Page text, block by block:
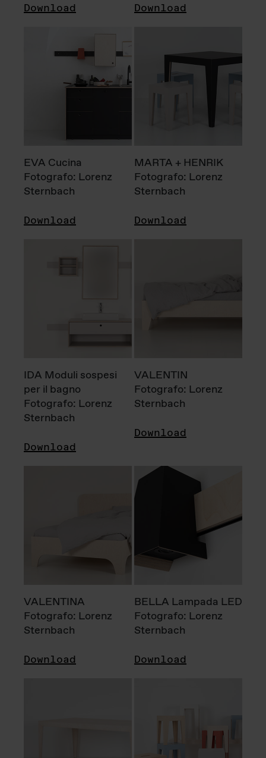
Download Download
EVA Cucina
Fotografo: Lorenz
Sternbach
Download
MARTA + HENRIK
Fotografo: Lorenz
Sternbach
Download
IDA Moduli sospesi
per il bagno
Fotografo: Lorenz
Sternbach
Download
VALENTIN
Fotografo: Lorenz
Sternbach
Download
VALENTINA
Fotografo: Lorenz
Sternbach
Download
BELLA Lampada LED
Fotografo: Lorenz
Sternbach
Download